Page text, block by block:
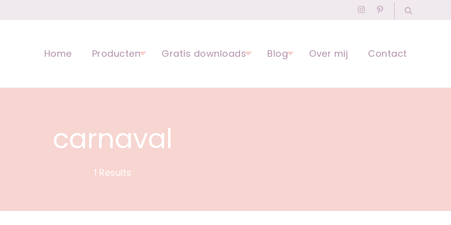
voor kinderen | Pedagogisch Professional
Home Producten Gratis downloads Blog Over mij Contact
carnaval
1 Results